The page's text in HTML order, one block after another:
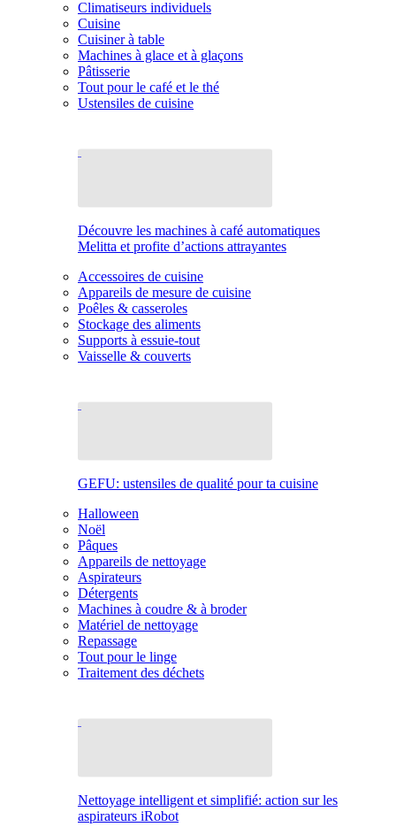
Climatiseurs individuels
Cuisine
Cuisiner à table
Machines à glace et à glaçons
Pâtisserie
Tout pour le café et le thé
Ustensiles de cuisine
Découvre les machines à café automatiques
Melitta et profite d’actions attrayantes
Accessoires de cuisine
Appareils de mesure de cuisine
Poêles & casseroles
Stockage des aliments
Supports à essuie-tout
Vaisselle & couverts
GEFU: ustensiles de qualité pour ta cuisine
Halloween
Noël
Pâques
Appareils de nettoyage
Aspirateurs
Détergents
Machines à coudre & à broder
Matériel de nettoyage
Repassage
Tout pour le linge
Traitement des déchets
Nettoyage intelligent et simplifié: action sur les
aspirateurs iRobot